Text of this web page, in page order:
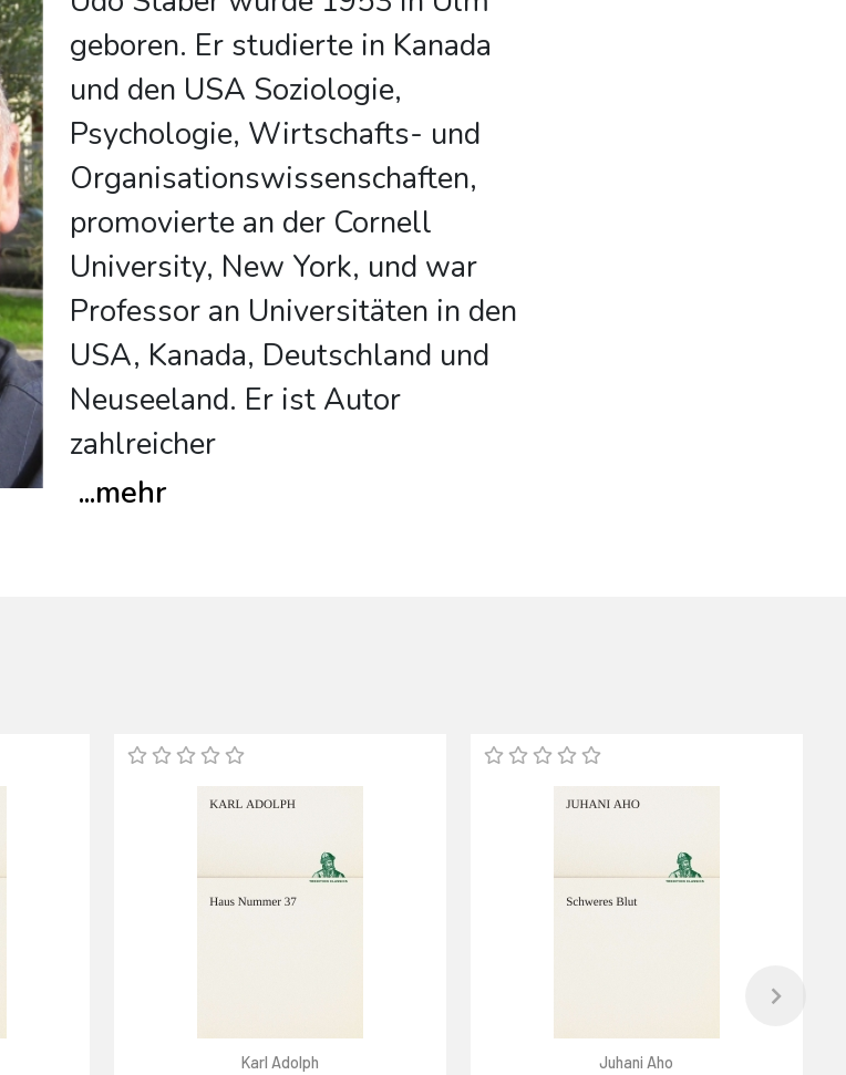
geboren. Er studierte in Kanada
und den USA Soziologie,
Psychologie, Wirtschafts- und
Organisationswissenschaften,
promovierte an der Cornell
University, New York, und war
Professor an Universitäten in den
USA, Kanada, Deutschland und
Neuseeland. Er ist Autor
zahlreicher
...mehr
Karl Adolph Juhani Aho